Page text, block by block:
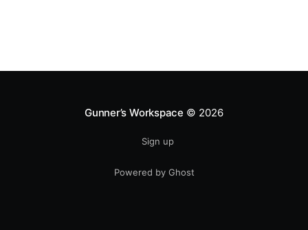
Gunner’s Workspace © 2026
Sign up
Powered by Ghost